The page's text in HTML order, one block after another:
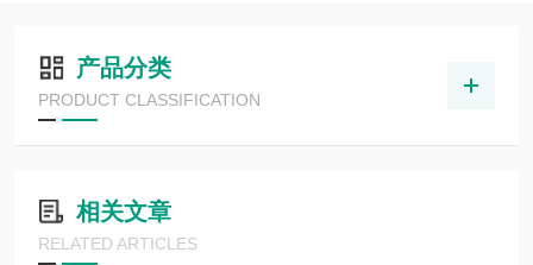
产品分类
PRODUCT CLASSIFICATION
相关文章
RELATED ARTICLES